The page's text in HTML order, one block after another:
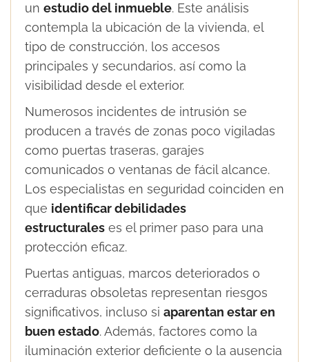
un estudio del inmueble. Este análisis
contempla la ubicación de la vivienda, el
tipo de construcción, los accesos
principales y secundarios, así como la
visibilidad desde el exterior.
Numerosos incidentes de intrusión se
producen a través de zonas poco vigiladas
como puertas traseras, garajes
comunicados o ventanas de fácil alcance.
Los especialistas en seguridad coinciden en
que identificar debilidades
estructurales es el primer paso para una
protección eficaz.
Puertas antiguas, marcos deteriorados o
cerraduras obsoletas representan riesgos
significativos, incluso si aparentan estar en
buen estado. Además, factores como la
iluminación exterior deficiente o la ausencia